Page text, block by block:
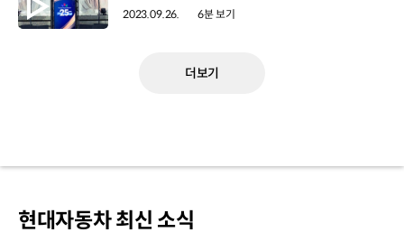
2023.09.26. 6분 보기
더보기
현대자동차 최신 소식